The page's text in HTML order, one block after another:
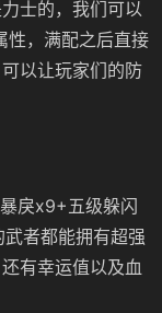
士的，我们可以
性，满配之后直接
以让玩家们的防
戾x9+五级躲闪
者都能拥有超强
有幸运值以及血